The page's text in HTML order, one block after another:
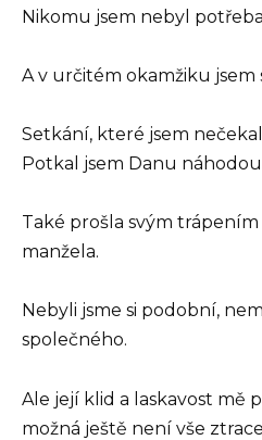
Nikomu jsem nebyl
A v určitém okamžiku jsem
Setkání, které jsem nečekal
Potkal jsem Danu
Také prošla svým
manžela.
Nebyli jsme si podobní,
společného.
Ale její klid a laskavost mě
možná ještě není vše